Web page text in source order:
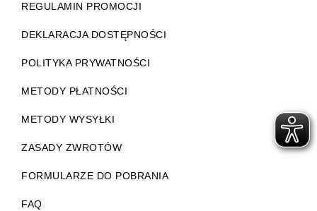
REGULAMIN PROMOCJI
DEKLARACJA DOSTĘPNOŚCI
POLITYKA PRYWATNOŚCI
METODY PŁATNOŚCI
METODY WYSYŁKI
ZASADY ZWROTÓW
FORMULARZE DO POBRANIA
FAQ